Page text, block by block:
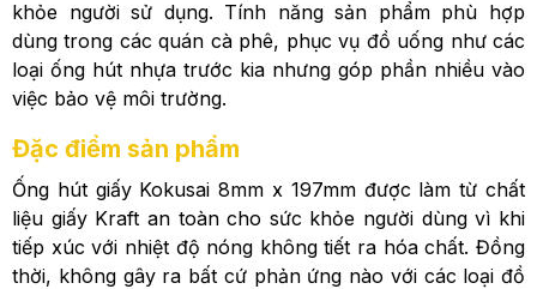
khỏe người sử dụng. Tính năng sản phẩm phù hợp
dùng trong các quán cà phê, phục vụ đồ uống như các
loại ống hút nhựa trước kia nhưng góp phần nhiều vào
việc bảo vệ môi trường.
Đặc điểm sản phẩm
Ống hút giấy Kokusai 8mm x 197mm được làm từ chất
liệu giấy Kraft an toàn cho sức khỏe người dùng vì khi
tiếp xúc với nhiệt độ nóng không tiết ra hóa chất. Đồng
thời, không gây ra bất cứ phản ứng nào với các loại đồ